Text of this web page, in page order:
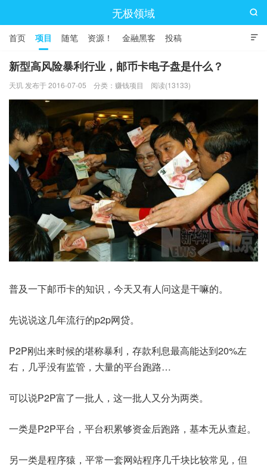
无极领域

首页 项目 随笔 资源！ 金融黑客 投稿

新型高风险暴利行业，邮币卡电子盘是什么？
天玑 发布于 2016-07-05 分类： 赚钱项目 阅读(13133)
普及一下邮币卡的知识，今天又有人问这是干嘛的。
先说说这几年流行的p2p网贷。
P2P刚出来时候的堪称暴利，存款利息最高能达到20%左
右，几乎没有监管，大量的平台跑路…
可以说P2P富了一批人，这一批人又分为两类。
一类是P2P平台，平台积累够资金后跑路，基本无从查起。
另一类是程序猿，平常一套网站程序几千块比较常见，但